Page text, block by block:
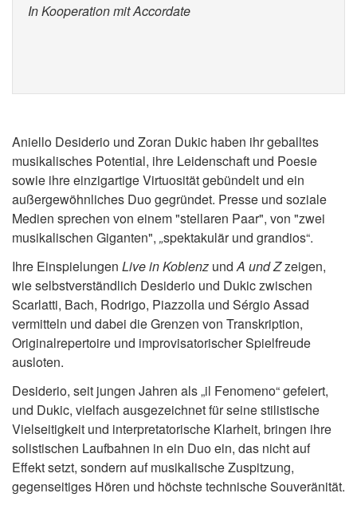
In Kooperation mit Accordate
Aniello Desiderio und Zoran Dukic haben ihr geballtes
musikalisches Potential, ihre Leidenschaft und Poesie
sowie ihre einzigartige Virtuosität gebündelt und ein
außergewöhnliches Duo gegründet. Presse und soziale
Medien sprechen von einem "stellaren Paar", von "zwei
musikalischen Giganten", „spektakulär und grandios“.
Ihre Einspielungen Live in Koblenz undA und Zzeigen,
wie selbstverständlich Desiderio und Dukic zwischen
Scarlatti, Bach, Rodrigo, Piazzolla und Sérgio Assad
vermitteln und dabei die Grenzen von Transkription,
Originalrepertoire und improvisatorischer Spielfreude
ausloten.
Desiderio, seit jungen Jahren als „il Fenomeno“ gefeiert,
und Dukic, vielfach ausgezeichnet für seine stilistische
Vielseitigkeit und interpretatorische Klarheit, bringen ihre
solistischen Laufbahnen in ein Duo ein, das nicht auf
Effekt setzt, sondern auf musikalische Zuspitzung,
gegenseitiges Hören und höchste technische Souveränität.